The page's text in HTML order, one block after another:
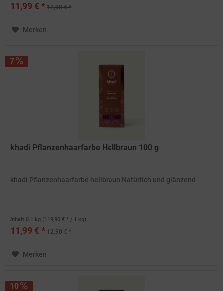
11,99 € * 12,90 € *
Merken
7
khadi Pflanzenhaarfarbe Hellbraun 100 g
khadi Pflanzenhaarfarbe hellbraun Natürlich und glänzend
Inhalt 0.1 kg (119,90 € * / 1 kg)
11,99 € * 12,90 € *
Merken
10